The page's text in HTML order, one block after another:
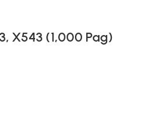
X543 (1,000 Pag)